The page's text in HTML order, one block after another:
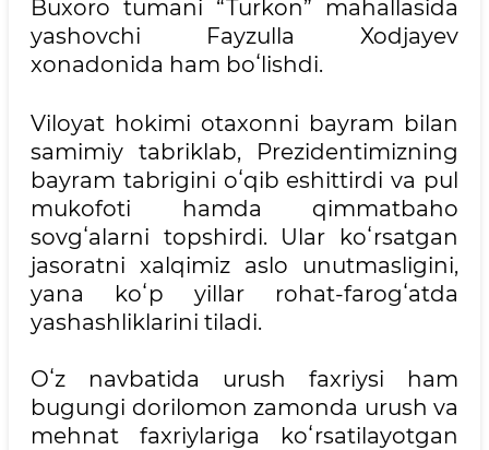
Buxoro tumani “Turkon” mahallasida
yashovchi Fayzulla Xodjayev
xonadonida ham boʻlishdi.
Viloyat hokimi otaxonni bayram bilan
samimiy tabriklab, Prezidentimizning
bayram tabrigini oʻqib eshittirdi va pul
mukofoti hamda qimmatbaho
sovgʻalarni topshirdi. Ular koʻrsatgan
jasoratni xalqimiz aslo unutmasligini,
yana koʻp yillar rohat-farogʻatda
yashashliklarini tiladi.
Oʻz navbatida urush faxriysi ham
bugungi dorilomon zamonda urush va
mehnat faxriylariga koʻrsatilayotgan